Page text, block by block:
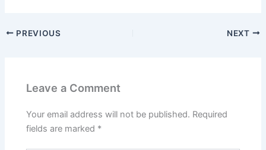
PREVIOUS NEXT
Leave a Comment
Your email address will not be published. Required
fields are marked *